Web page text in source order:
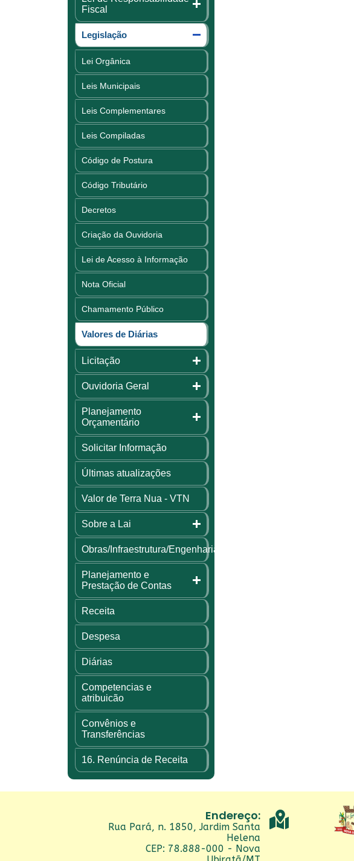
Fiscal
Legislação
Lei Orgânica
Leis Municipais
Leis Complementares
Leis Compiladas
Código de Postura
Código Tributário
Decretos
Criação da Ouvidoria
Lei de Acesso à Informação
Nota Oficial
Chamamento Público
Valores de Diárias
Licitação
Ouvidoria Geral
Planejamento
Orçamentário
Solicitar Informação
Últimas atualizações
Valor de Terra Nua - VTN
Sobre a Lai
Obras/Infraestrutura/Engenharia
Planejamento e
Prestação de Contas
Receita
Despesa
Diárias
Competencias e
atribuicão
Convênios e
Transferências
16. Renúncia de Receita
Endereço:
Rua Pará, n. 1850, Jardim Santa
Helena
CEP: 78.888-000 - Nova